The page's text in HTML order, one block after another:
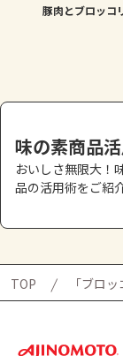
お買
豚肉とブロッコ
味の素商品
おいしさ無限大！
品の活用術をご紹
TOP 「ブロ